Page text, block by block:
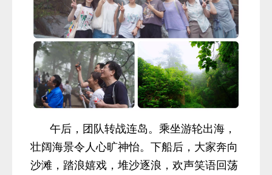
午后，团队转战连岛。乘坐游轮出海，
壮阔海景令人心旷神怡。下船后，大家奔向
沙滩，踏浪嬉戏，堆沙逐浪，欢声笑语回荡